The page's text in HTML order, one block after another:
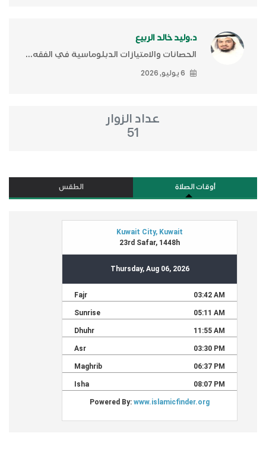
د.وليد خالد الربيع
الحصانات والامتيازات الدبلوماسية في الفقه...
6 يوليو, 2026
عداد الزوار
51
أوقات الصلاة الطقس